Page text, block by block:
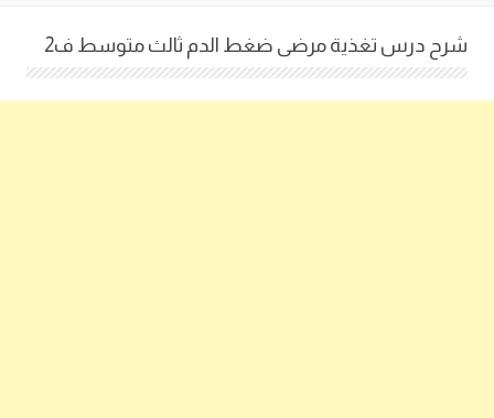
شرح درس تغذية مرضى ضغط الدم ثالث متوسط ف2